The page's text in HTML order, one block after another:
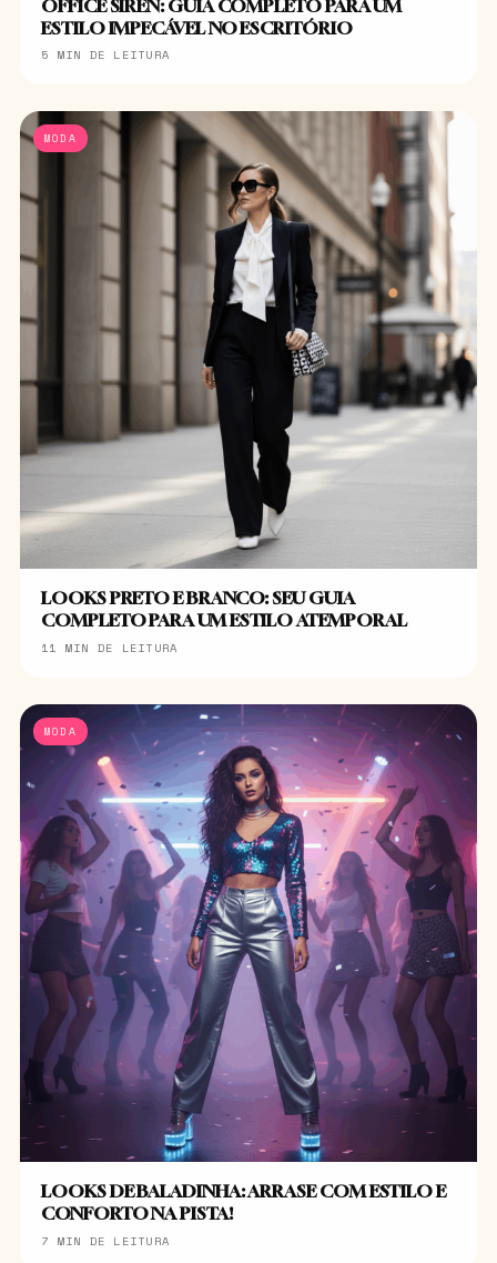
OFFICE SIREN: GUIA COMPLETO PARA UM
ESTILO IMPECÁVEL NO ESCRITÓRIO
5 MIN DE LEITURA
MODA
LOOKS PRETO E BRANCO: SEU GUIA
COMPLETO PARA UM ESTILO ATEMPORAL
11 MIN DE LEITURA
MODA
LOOKS DE BALADINHA: ARRASE COM ESTILO E
CONFORTO NA PISTA!
7 MIN DE LEITURA